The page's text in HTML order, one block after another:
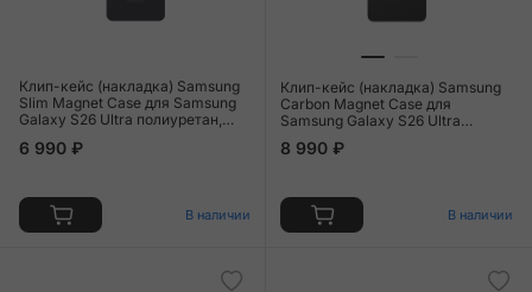
Клип-кейс (накладка) Samsung
Slim Magnet Case для Samsung
Galaxy S26 Ultra полиуретан,
чёрный
6 990 ₽
В наличии
Клип-кейс (накладка) Samsung
Carbon Magnet Case для
Samsung Galaxy S26 Ultra
поликарбонат, чёрный
8 990 ₽
В наличии